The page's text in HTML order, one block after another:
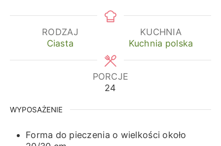
RODZAJ
Ciasta
KUCHNIA
Kuchnia polska
PORCJE
24
WYPOSAŻENIE
Forma do pieczenia o wielkości około